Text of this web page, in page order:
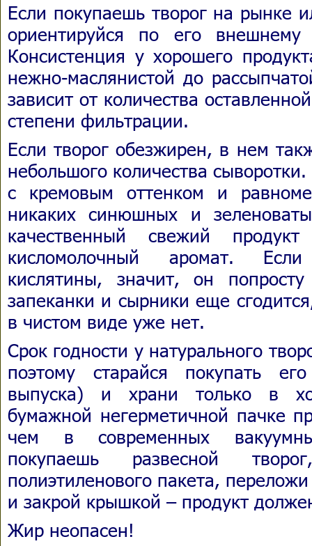
Если покупаешь творог на рынке
ориентируйся по его
Консистенция у хорошего
нежно-маслянистой до
зависит от количества
степени фильтрации.
Если творог обезжирен, в нем
небольшого количества
с кремовым оттенком и
никаких синюшных и
качественный свежий
кисломолочный аромат.
кислятины, значит, он
запеканки и сырники еще
в чистом виде уже нет.
Срок годности у натурального
поэтому старайся покупать
выпуска) и храни только в
бумажной негерметичной пачке
чем в современных
покупаешь развесной
полиэтиленового пакета,
и закрой крышкой – продукт
Жир неопасен!